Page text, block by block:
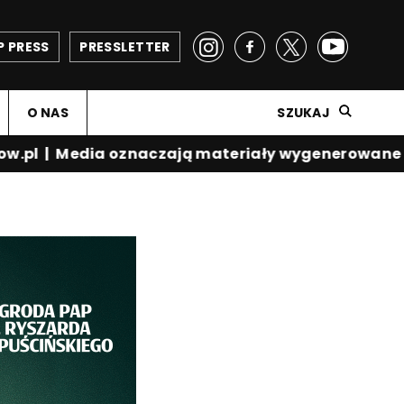
PRESSLETTER
PRESS
O NAS SZUKAJ
Media oznaczają materiały wygenerowane